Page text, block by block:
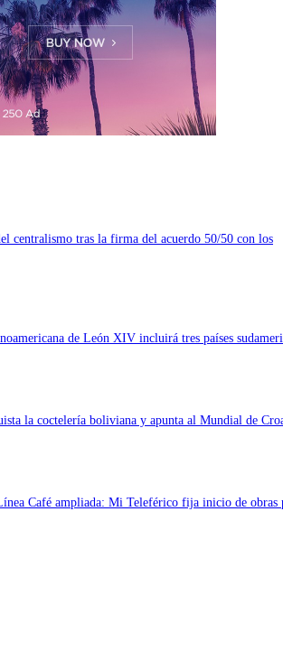
centralismo tras la firma del acuerdo 50/50 con los
de León XIV incluirá tres países
la coctelería boliviana y apunta al Mundial de
Café ampliada: Mi Teleférico fija inicio de obras